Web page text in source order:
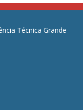
Técnica Grande